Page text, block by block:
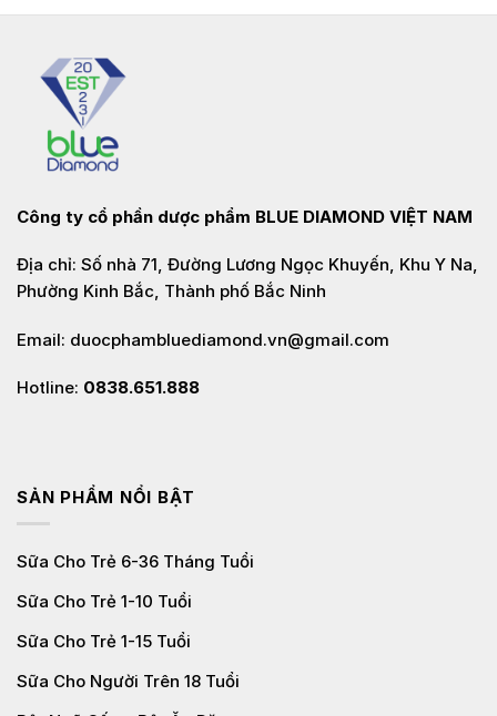
Công ty cổ phần dược phẩm BLUE DIAMOND VIỆT NAM
Địa chỉ: Số nhà 71, Đường Lương Ngọc Khuyến, Khu Y Na,
Phường Kinh Bắc, Thành phố Bắc Ninh
Email: duocphambluediamond.vn@gmail.com
Hotline: 0838.651.888
SẢN PHẨM NỔI BẬT
Sữa Cho Trẻ 6-36 Tháng Tuổi
Sữa Cho Trẻ 1-10 Tuổi
Sữa Cho Trẻ 1-15 Tuổi
Sữa Cho Người Trên 18 Tuổi